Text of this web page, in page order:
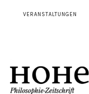
VERANSTALTUNGEN